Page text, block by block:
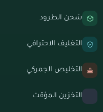
شحن الطرود
التغليف الاحترافي
التخليص الجمركي
التخزين المؤقت